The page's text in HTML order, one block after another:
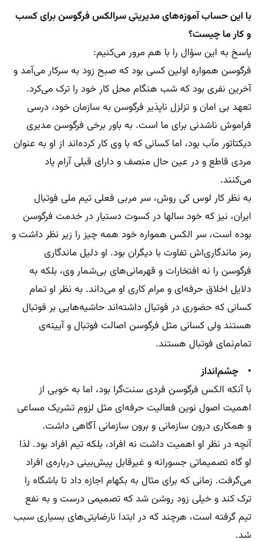
با این حساب آموزه‌های مدیریتی سرالکس فرگوسن برای کسب
و کار ما چیست؟
پاسخ به این سؤال را با هم مرور می‌کنیم:
فرگوسن همواره اولین کسی بود که صبح زود به سرکار می‌آمد و
آخرین نفری بود که شب هنگام محل کار خود را ترک می‌کرد.
تعهد بی امان و تزلزل ناپذیر فرگوسن به سازمان خود، درسی
فراموش ناشدنی برای ما است. به باور برخی فرگوسن مدیری
دیکتاتور مآب بود، اما کسانی که با وی کار کرده‌اند از او به عنوان
مردی قاطع و در عین حال منصف و دارای قبلی آرام یاد
می‌کنند.
به نظر کار لوس کی روش، سر مربی فعلی تیم ملی فوتبال
ایران، نیز که خود سالها در کسوت دستیار در خدمت فرگوسن
بوده است، سر الکس همواره خود همه چیز را زیر نظر داشت و
رمز ماندگاری‌اش تفاوت با دیگران بود. او دلیل ماندگاری
فرگوسن را نه افتخارات و قهرمانی‌های بی‌شمار وی، بلکه به
دلایل اخلاق ‌حرفه‌ای و مرام کاری او می‌داند. به نظر او تمام
کسانی که حضوری در فوتبال داشته‌اند حاشیه‌هایی بر فوتبال
هستند ولی کسانی مثل فرگوسن اصالت فوتبال و آیینه‌ی
تمام‌نمای فوتبال هستند.
• چشم‌انداز
با آنکه الکس فرگوسن فردی سنت‌گرا بود، اما به خوبی از
اهمیت اصول نوین فعالیت حرفه‌ای مثل لزوم تشریک مساعی
و همکاری درون سازمانی و برون سازمانی آگاهی داشت.
آنچه در نظر او اهمیت داشت نه افراد، بلکه تیم افراد بود. لذا
او گاه تصمیماتی جسورانه و غیرقابل پیش‌بینی درباره‌ی افراد
می‌گرفت. زمانی که برای مثال به بکهام اجازه داد تا باشگاه را
ترک کند و خیلی زود روشن شد که تصمیمی درست و به نفع
تیم گرفته است، هرچند که در ابتدا نارضایتی‌های بسیاری سبب
شد.